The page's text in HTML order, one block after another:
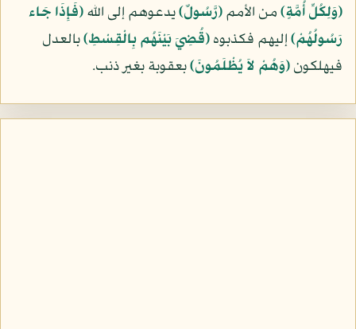
﴿وَلِكُلِّ أُمَّةٍ﴾من الأمم﴿رَّسُولٌ﴾يدعوهم إلى الله﴿فَإِذَا جَاء
رَسُولُهُمْ﴾إليهم فكذبوه﴿قُضِيَ بَيْنَهُم بِالْقِسْطِ﴾بالعدل
فيهلكون﴿وَهُمْ لاَ يُظْلَمُونَ﴾بعقوبة بغير ذنب.